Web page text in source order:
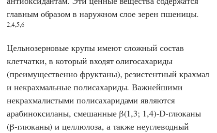
главным образом в наружном слое зерен пшеницы.
2,4,5,6
Цельнозерновые крупы имеют сложный состав
клетчатки, в который входят олигосахариды
(преимущественно фруктаны), резистентный крахмал
и некрахмальные полисахариды. Важнейшими
некрахмалистыми полисахаридами являются
арабиноксиланы, смешанные β(1,3; 1,4)-D-глюканы
(β-глюканы) и целлюлоза, а также неуглеводный